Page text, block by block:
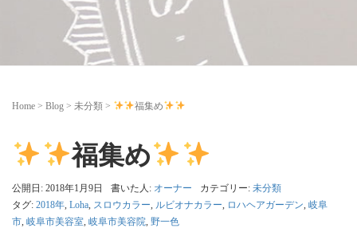
Home > Blog > 未分類 > 福集め
福集め
公開日: 2018年1月9日 書いた人: オーナー カテゴリー: 未分類
タグ: 2018年, Loha, スロウカラー, ルビオナカラー, ロハヘアガーデン, 岐阜
市, 岐阜市美容室, 岐阜市美容院, 野一色